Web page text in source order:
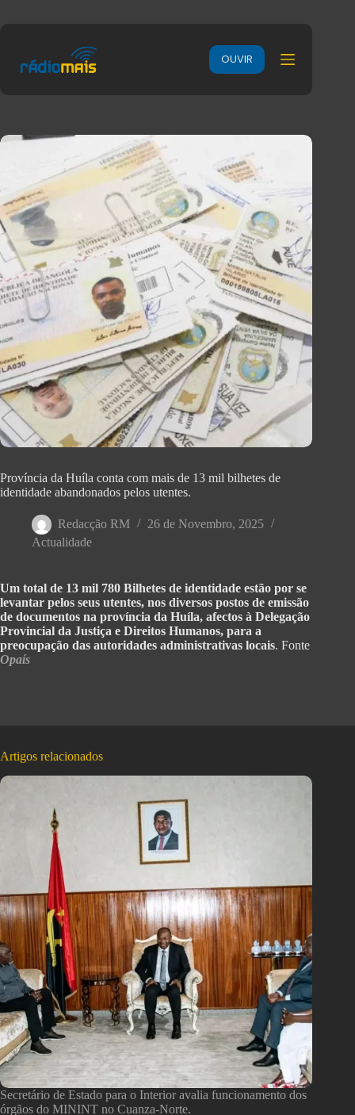
OUVIR
Província da Huíla conta com mais de 13 mil bilhetes de
identidade abandonados pelos utentes.
Redacção RM
26 de Novembro, 2025
Actualidade
Um total de 13 mil 780 Bilhetes de identidade estão por se
levantar pelos seus utentes, nos diversos postos de emissão
de documentos na província da Huíla, afectos à Delegação
Provincial da Justiça e Direitos Humanos, para a
preocupação das autoridades administrativas locais. Fonte
Opaís
Artigos relacionados
Secretário de Estado para o Interior avalia funcionamento dos
órgãos do MININT no Cuanza-Norte.